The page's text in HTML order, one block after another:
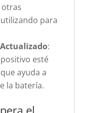
otras
para
:
esté
ayuda a
la batería.
el